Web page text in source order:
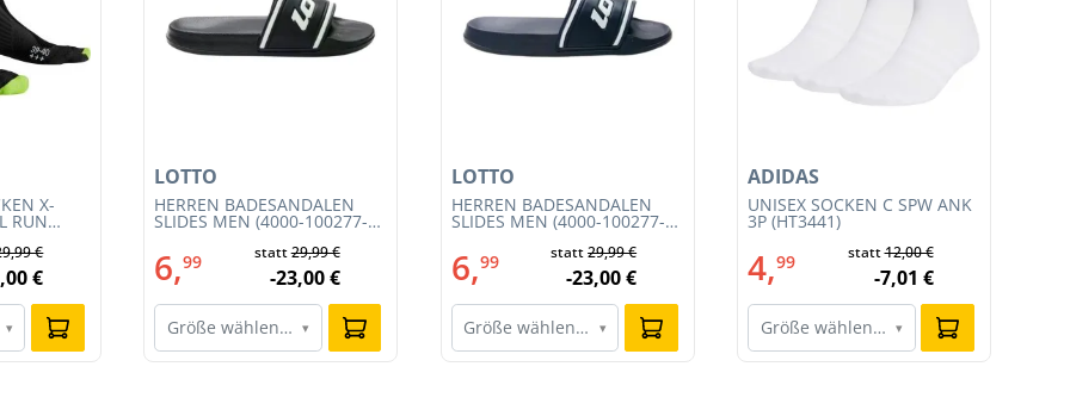
X-
RUN
€
€
▾
HERREN BADESANDALEN
SLIDES MEN (4000-100277-
LOTTO
6,99 statt29,99 €
-23,00 €
Größe wählen… ▾
HERREN BADESANDALEN
SLIDES MEN (4000-100277-
LOTTO
6,99 statt29,99 €
-23,00 €
Größe wählen… ▾
UNISEX SOCKEN C SPW ANK
3P (HT3441)
ADIDAS
4,99 statt12,00 €
-7,01 €
Größe wählen… ▾